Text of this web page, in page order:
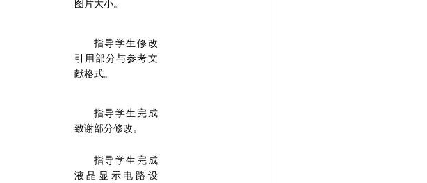
图片大小。
指导学生修改
引用部分与参考文
献格式。
指导学生完成
致谢部分修改。
指导学生完成
液晶显示电路设